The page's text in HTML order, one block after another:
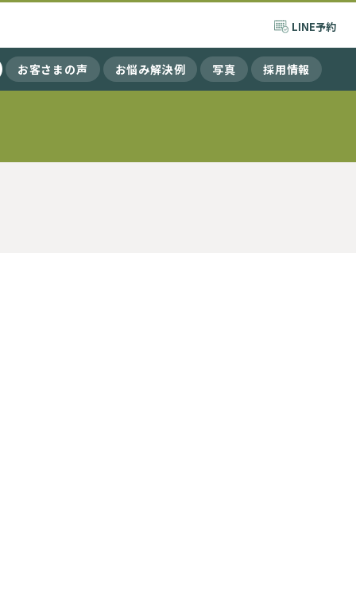
LINE予約
お客さまの声 お悩み解決例 写真 採用情報